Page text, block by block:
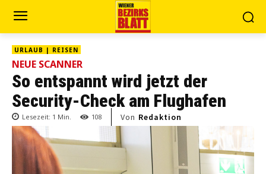
URLAUB | REISEN
NEUE SCANNER
So entspannt wird jetzt der
Security-Check am Flughafen
Lesezeit: 1 Min. 108 Von Redaktion